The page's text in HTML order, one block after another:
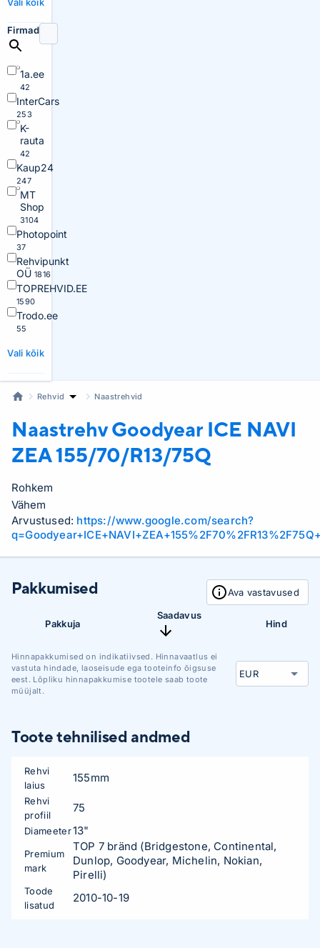
Firmad
1a.ee
42
InterCars
253
K-
rauta
42
Kaup24
247
MT
Shop
3104
Photopoint
37
Rehvipunkt
OÜ 1816
TOPREHVID.EE
1590
Trodo.ee
55
Vali kõik
Rehvid Naastrehvid
Naastrehv Goodyear ICE NAVI
ZEA 155/70/R13/75Q
Rohkem
Vähem
Arvustused: https://www.google.com/search?
Pakkumised Ava vastavused
Pakkuja
Saadavus
Hind
Hinnapakkumised on indikatiivsed. Hinnavaatlus ei
vastuta hindade, laoseisude ega tooteinfo õigsuse
eest. Lõpliku hinnapakkumise tootele saab toote
müüjalt.
Toote tehnilised andmed
Rehvi
laius
155mm
Rehvi
profiil
75
Diameeter13"
Premium
mark
TOP 7 bränd (Bridgestone, Continental,
Dunlop, Goodyear, Michelin, Nokian,
Pirelli)
Toode
lisatud
2010-10-19